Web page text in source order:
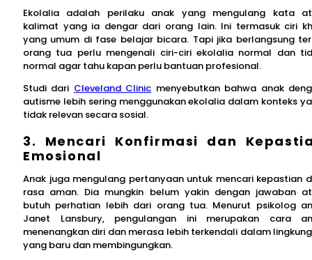
Ekolalia adalah perilaku anak yang mengulang kata
kalimat yang ia dengar dari orang lain. Ini termasuk ciri
yang umum di fase belajar bicara. Tapi jika berlangsung
orang tua perlu mengenali ciri-ciri ekolalia normal dan
normal agar tahu kapan perlu bantuan profesional.
Studi dari Cleveland Clinic menyebutkan bahwa anak
autisme lebih sering menggunakan ekolalia dalam konteks
tidak relevan secara sosial.
3. Mencari Konfirmasi dan
Emosional
Anak juga mengulang pertanyaan untuk mencari kepastian
rasa aman. Dia mungkin belum yakin dengan jawaban
butuh perhatian lebih dari orang tua. Menurut psikolog
Janet Lansbury, pengulangan ini merupakan cara
menenangkan diri dan merasa lebih terkendali dalam
yang baru dan membingungkan.